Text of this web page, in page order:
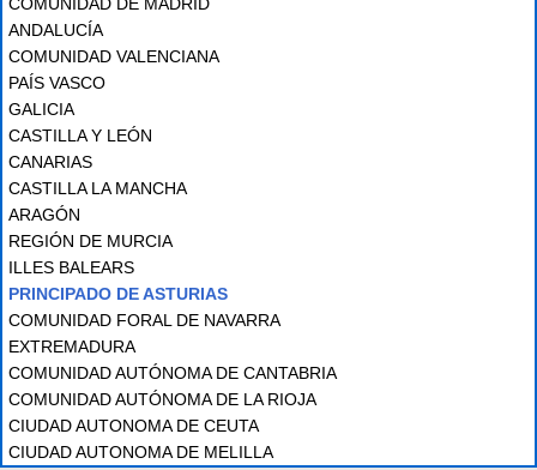
ANDALUCÍA
COMUNIDAD VALENCIANA
PAÍS VASCO
GALICIA
CASTILLA Y LEÓN
CANARIAS
CASTILLA LA MANCHA
ARAGÓN
REGIÓN DE MURCIA
ILLES BALEARS
PRINCIPADO DE ASTURIAS
COMUNIDAD FORAL DE NAVARRA
EXTREMADURA
COMUNIDAD AUTÓNOMA DE CANTABRIA
COMUNIDAD AUTÓNOMA DE LA RIOJA
CIUDAD AUTONOMA DE CEUTA
CIUDAD AUTONOMA DE MELILLA